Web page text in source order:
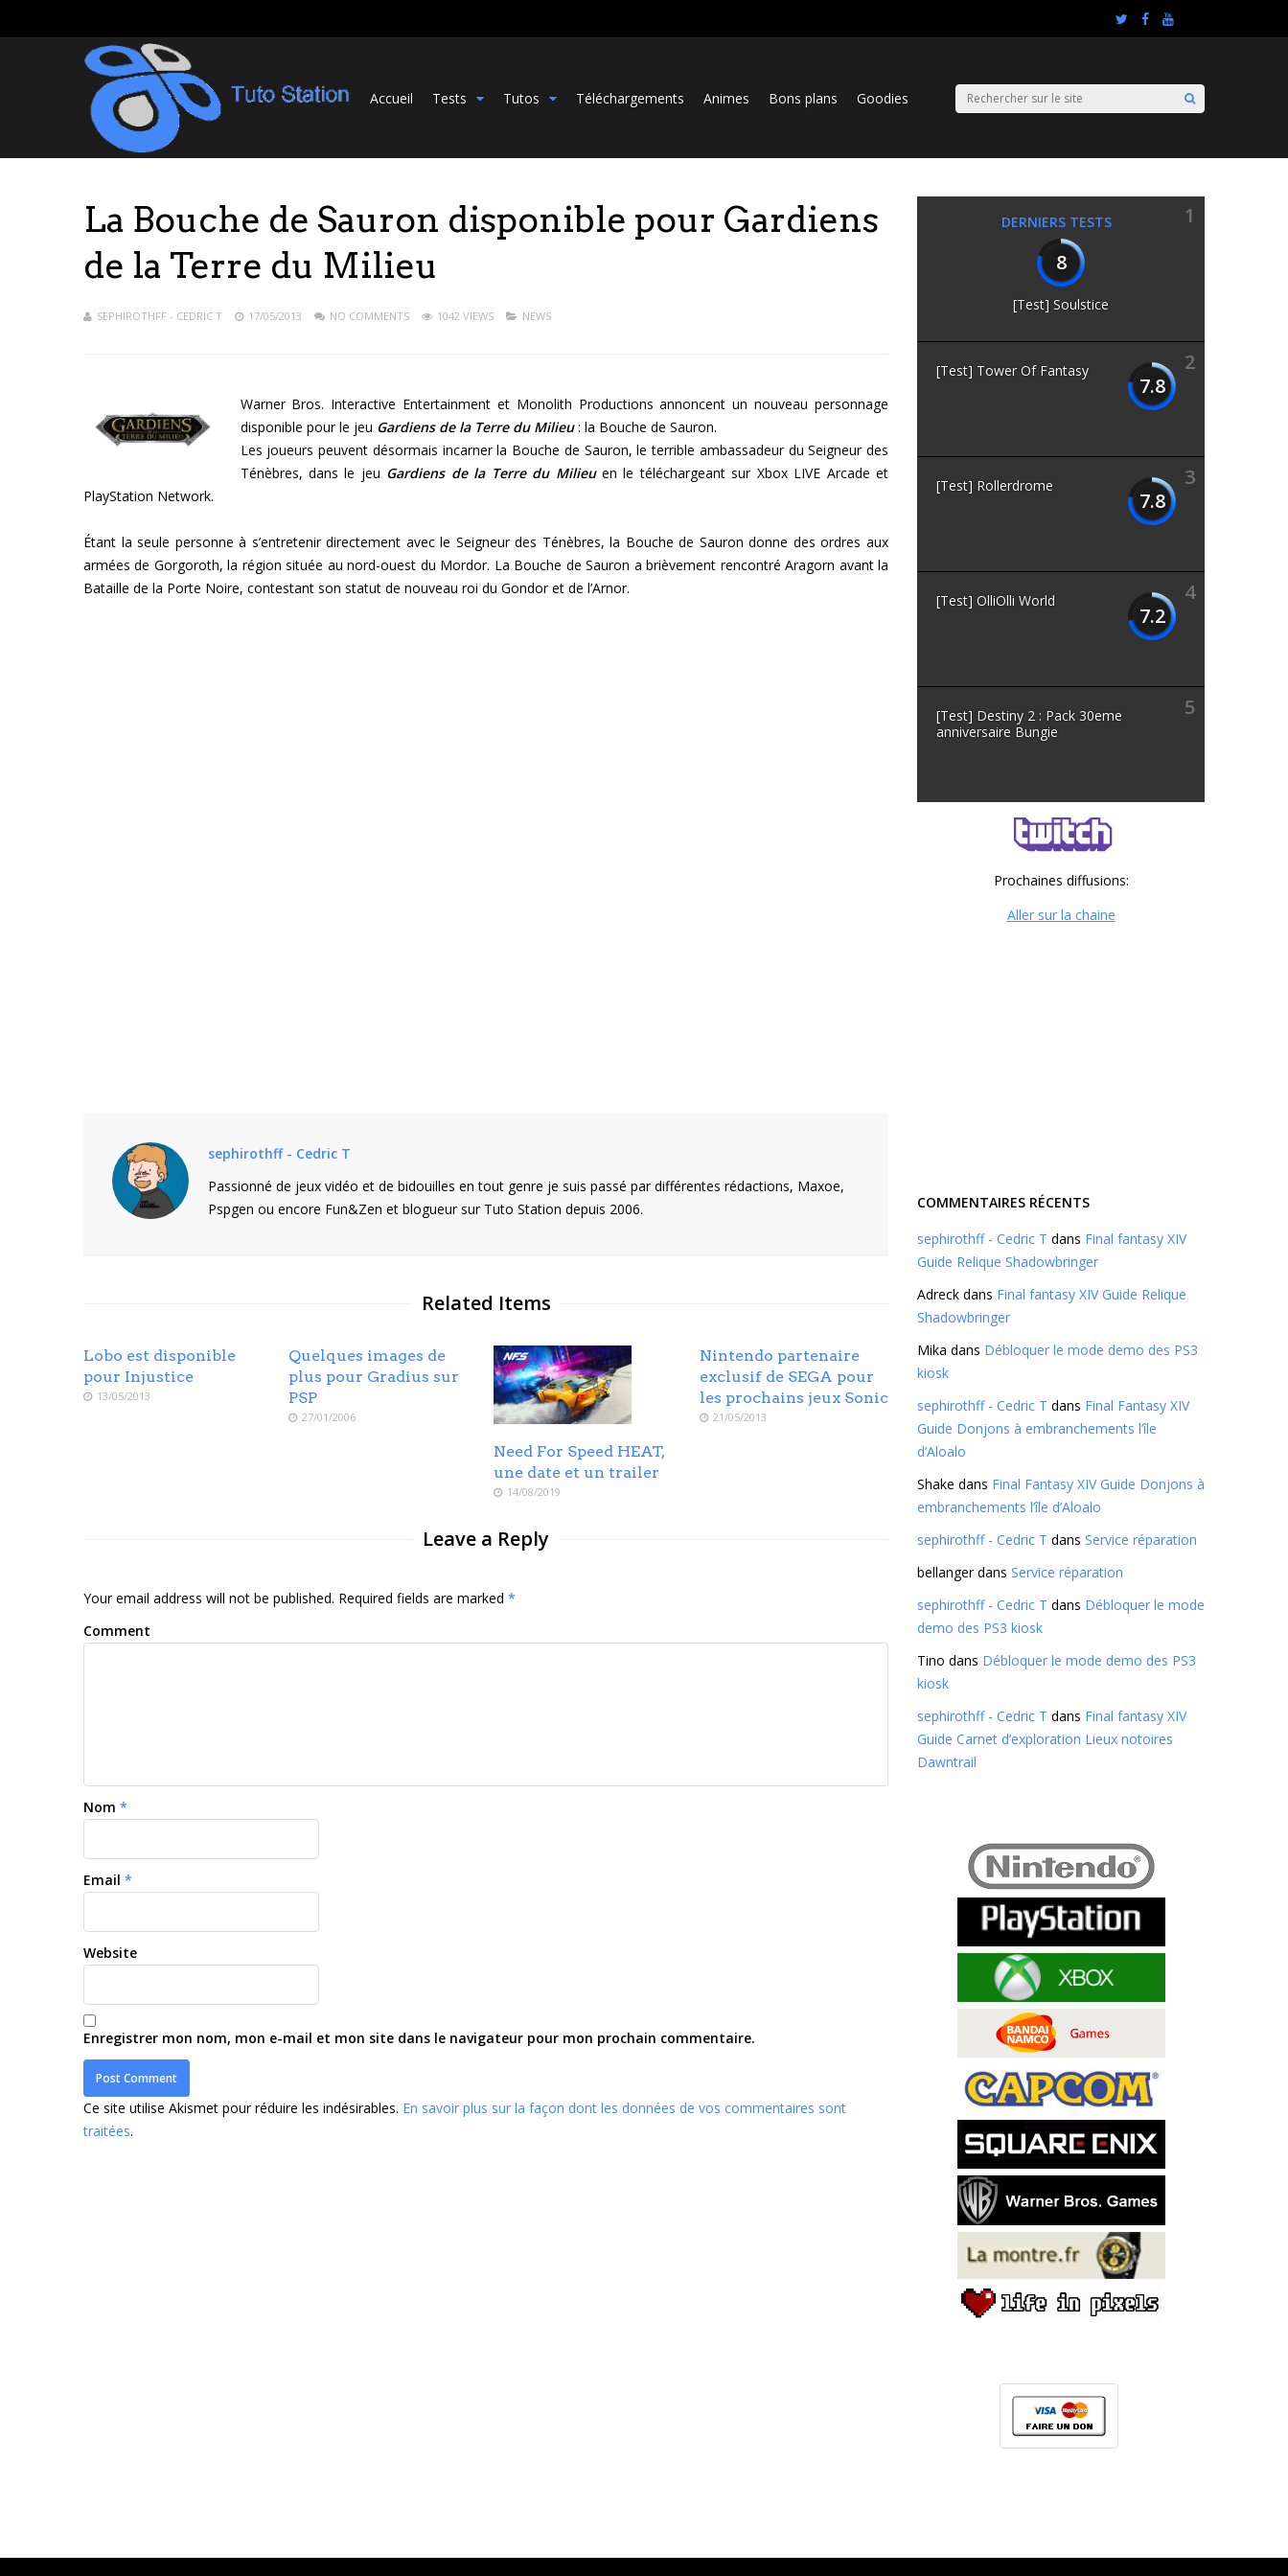
Accueil Tests Tutos Téléchargements Animes Bons plans Goodies
La Bouche de Sauron disponible pour Gardiens
de la Terre du Milieu
SEPHIROTHFF - CEDRIC T 17/05/2013 NO COMMENTS 1042 VIEWS NEWS
Warner Bros. Interactive Entertainment et Monolith Productions annoncent un nouveau personnage
disponible pour le jeu Gardiens de la Terre du Milieu: la Bouche de Sauron.
Les joueurs peuvent désormais incarner la Bouche de Sauron, le terrible ambassadeur du Seigneur des
Ténèbres, dans le jeu Gardiens de la Terre du Milieu en le téléchargeant sur Xbox LIVE Arcade et
PlayStation Network.
Étant la seule personne à s’entretenir directement avec le Seigneur des Ténèbres, la Bouche de Sauron donne des ordres aux
armées de Gorgoroth, la région située au nord-ouest du Mordor. La Bouche de Sauron a brièvement rencontré Aragorn avant la
Bataille de la Porte Noire, contestant son statut de nouveau roi du Gondor et de l’Arnor.
sephirothff - Cedric T
Passionné de jeux vidéo et de bidouilles en tout genre je suis passé par différentes rédactions, Maxoe,
Pspgen ou encore Fun&Zen et blogueur sur Tuto Station depuis 2006.
Related Items
Lobo est disponible
pour Injustice
13/05/2013
Quelques images de
plus pour Gradius sur
PSP
27/01/2006
Need For Speed HEAT,
une date et un trailer
14/08/2019
Nintendo partenaire
exclusif de SEGA pour
les prochains jeux Sonic
21/05/2013
Leave a Reply
Your email address will not be published. Required fields are marked *
Comment
Nom *
Email *
Website
Enregistrer mon nom, mon e-mail et mon site dans le navigateur pour mon prochain commentaire.
Ce site utilise Akismet pour réduire les indésirables. En savoir plus sur la façon dont les données de vos commentaires sont
traitées.
DERNIERS TESTS
1
8
[Test] Soulstice
2
7.8
[Test] Tower Of Fantasy
3
7.8
[Test] Rollerdrome
4
7.2
[Test] OlliOlli World
5
[Test] Destiny 2 : Pack 30eme
anniversaire Bungie
Prochaines diffusions:
Aller sur la chaine
COMMENTAIRES RÉCENTS
sephirothff - Cedric T dans Final fantasy XIV
Guide Relique Shadowbringer
Adreck dans Final fantasy XIV Guide Relique
Shadowbringer
Mika dans Débloquer le mode demo des PS3
kiosk
sephirothff - Cedric T dans Final Fantasy XIV
Guide Donjons à embranchements l’île
d’Aloalo
Shake dans Final Fantasy XIV Guide Donjons à
embranchements l’île d’Aloalo
sephirothff - Cedric T dans Service réparation
bellangerdans Service réparation
sephirothff - Cedric T dans Débloquer le mode
demo des PS3 kiosk
Tino dans Débloquer le mode demo des PS3
kiosk
sephirothff - Cedric T dans Final fantasy XIV
Guide Carnet d’exploration Lieux notoires
Dawntrail